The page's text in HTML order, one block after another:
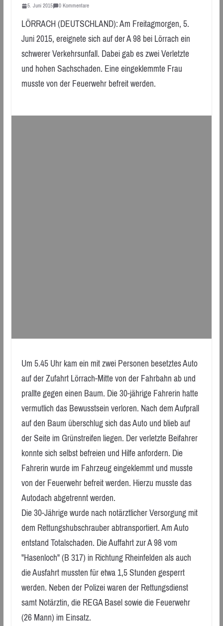
5. Juni 2015 0 Kommentare
LÖRRACH (DEUTSCHLAND): Am Freitagmorgen, 5.
Juni 2015, ereignete sich auf der A 98 bei Lörrach ein
schwerer Verkehrsunfall. Dabei gab es zwei Verletzte
und hohen Sachschaden. Eine eingeklemmte Frau
musste von der Feuerwehr befreit werden.
Um 5.45 Uhr kam ein mit zwei Personen besetztes Auto
auf der Zufahrt Lörrach-Mitte von der Fahrbahn ab und
prallte gegen einen Baum. Die 30-jährige Fahrerin hatte
vermutlich das Bewusstsein verloren. Nach dem Aufprall
auf den Baum überschlug sich das Auto und blieb auf
der Seite im Grünstreifen liegen. Der verletzte Beifahrer
konnte sich selbst befreien und Hilfe anfordern. Die
Fahrerin wurde im Fahrzeug eingeklemmt und musste
von der Feuerwehr befreit werden. Hierzu musste das
Autodach abgetrennt werden.
Die 30-Jährige wurde nach notärztlicher Versorgung mit
dem Rettungshubschrauber abtransportiert. Am Auto
entstand Totalschaden. Die Auffahrt zur A 98 vom
"Hasenloch" (B 317) in Richtung Rheinfelden als auch
die Ausfahrt mussten für etwa 1,5 Stunden gesperrt
werden. Neben der Polizei waren der Rettungsdienst
samt Notärztin, die REGA Basel sowie die Feuerwehr
(26 Mann) im Einsatz.